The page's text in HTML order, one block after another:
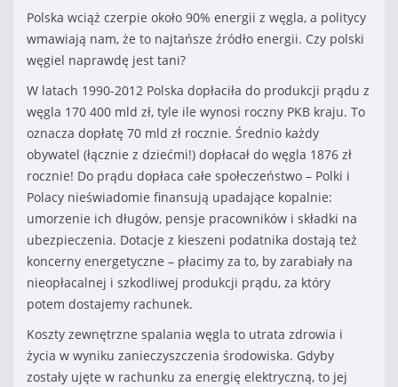
Polska wciąż czerpie około 90% energii z węgla, a politycy
wmawiają nam, że to najtańsze źródło energii. Czy polski
węgiel naprawdę jest tani?
W latach 1990-2012 Polska dopłaciła do produkcji prądu z
węgla 170 400 mld zł, tyle ile wynosi roczny PKB kraju. To
oznacza dopłatę 70 mld zł rocznie. Średnio każdy
obywatel (łącznie z dziećmi!) dopłacał do węgla 1876 zł
rocznie! Do prądu dopłaca całe społeczeństwo – Polki i
Polacy nieświadomie finansują upadające kopalnie:
umorzenie ich długów, pensje pracowników i składki na
ubezpieczenia. Dotacje z kieszeni podatnika dostają też
koncerny energetyczne – płacimy za to, by zarabiały na
nieopłacalnej i szkodliwej produkcji prądu, za który
potem dostajemy rachunek.
Koszty zewnętrzne spalania węgla to utrata zdrowia i
życia w wyniku zanieczyszczenia środowiska. Gdyby
zostały ujęte w rachunku za energię elektryczną, to jej